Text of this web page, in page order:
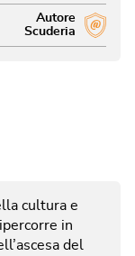
Autore
Scuderia
cultura e
in
del